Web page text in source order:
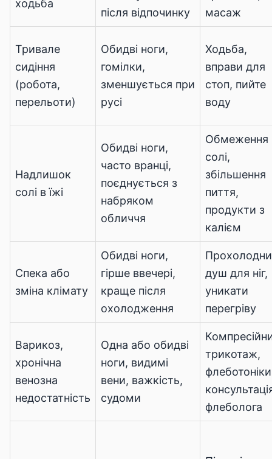
ходьба
після відпочинку
масаж
Тривале
сидіння
(робота,
перельоти)
Обидві ноги,
гомілки,
зменшується при
русі
Ходьба,
вправи для
стоп, пийте
воду
Надлишок
солі в їжі
Обидві ноги,
часто вранці,
поєднується з
набряком
обличчя
Обмеження
солі,
збільшення
пиття,
продукти з
калієм
Спека або
зміна клімату
Обидві ноги,
гірше ввечері,
краще після
охолодження
душ для ніг,
уникати
перегріву
Варикоз,
хронічна
венозна
недостатність
Одна або обидві
ноги, видимі
вени, важкість,
судоми
трикотаж,
флеболога